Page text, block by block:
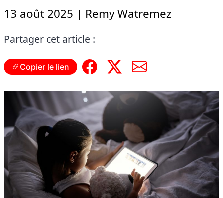
13 août 2025 | Remy Watremez
Partager cet article :
Copier le lien